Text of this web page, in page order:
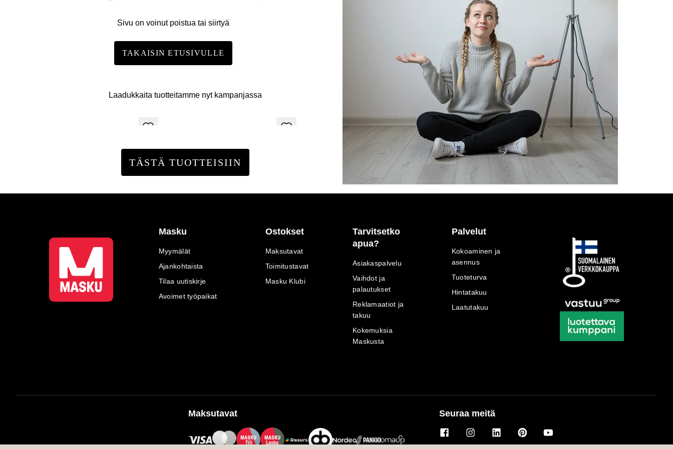
Sivu on voinut poistua tai siirtyä
TAKAISIN ETUSIVULLE
Laadukkaita tuotteitamme nyt kampanjassa
TÄSTÄ TUOTTEISIIN
Masku
Myymälät
Ajankohtaista
Tilaa uutiskirje
Avoimet työpaikat
Ostokset
Maksutavat
Toimitustavat
Masku Klubi
Tarvitsetko
apua?
Asiakaspalvelu
Vaihdot ja
palautukset
Reklamaatiot ja
takuu
Kokemuksia
Maskusta
Palvelut
Kokoaminen ja
asennus
Tuoteturva
Hintatakuu
Laatutakuu
Maksutavat
MASKU
Tili
MASKU
Lasku
Seuraa meitä